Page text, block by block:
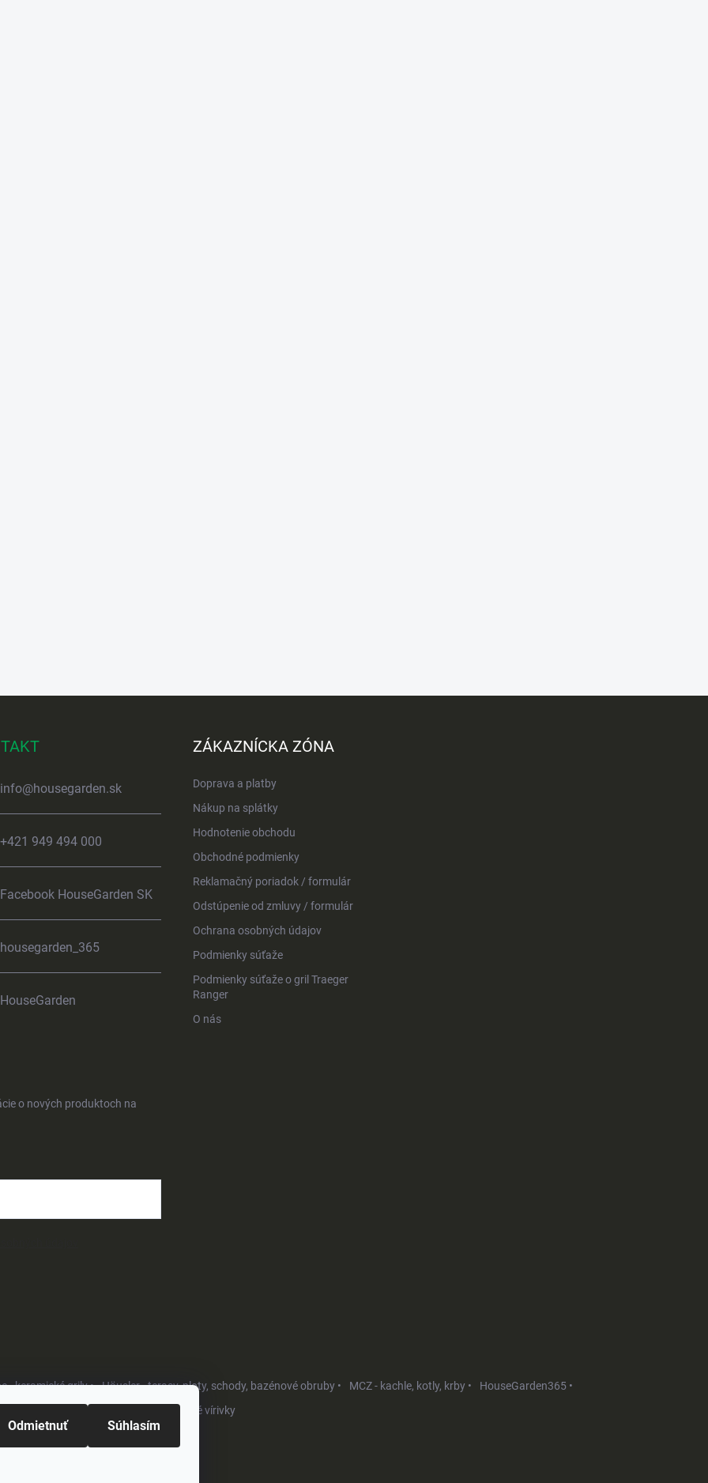
Odmietnuť Súhlasím
info@housegarden.sk
+421 949 494 000
Facebook HouseGarden SK
housegarden_365
HouseGarden
ZÁKAZNÍCKA ZÓNA
Doprava a platby
Nákup na splátky
Hodnotenie obchodu
Obchodné podmienky
Reklamačný poriadok / formulár
Odstúpenie od zmluvy / formulár
Ochrana osobných údajov
Podmienky súťaže
Podmienky súťaže o gril Traeger
Ranger
O nás
o nových produktoch na
- keramické grily • Häusler - terasy, ploty, schody, bazénové obruby • MCZ - kachle, kotly, krby •
HouseGarden365 •
Softub - luxusné vírivky